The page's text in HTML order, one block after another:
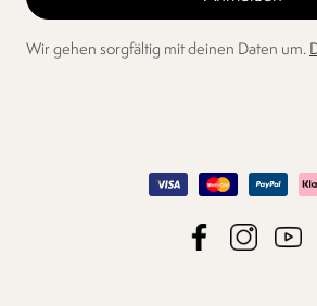
Wir gehen sorgfältig mit deinen Daten um.